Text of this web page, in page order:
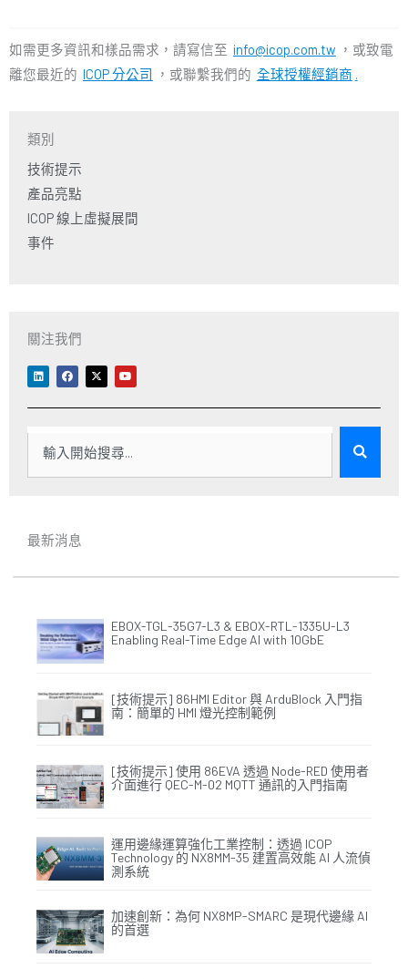
如需更多資訊和樣品需求，請寫信至 info@icop.com.tw ，或致電
離您最近的 ICOP 分公司 ，或聯繫我們的 全球授權經銷商 .
類別
技術提示
產品亮點
ICOP 線上虛擬展間
事件
關注我們
L
i
n
e
n
F
a
c
b
k
X
-
t
i
e
r
Y
o
u
u
搜
最新消息
EBOX-TGL-35G7-L3 & EBOX-RTL-1335U-L3
Enabling Real-Time Edge AI with 10GbE
[技術提示] 86HMI Editor 與 ArduBlock 入門指
南：簡單的 HMI 燈光控制範例
[技術提示] 使用 86EVA 透過 Node-RED 使用者
介面進行 QEC-M-02 MQTT 通訊的入門指南
運用邊緣運算強化工業控制：透過 ICOP
Technology 的 NX8MM-35 建置高效能 AI 人流偵
測系統
加速創新：為何 NX8MP-SMARC 是現代邊緣 AI
的首選